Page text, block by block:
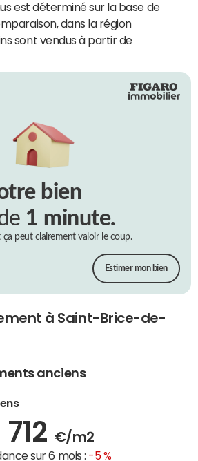
est déterminé sur la base de
dans la région
sont vendus à partir de
bien
1 minute.
peut clairement valoir le coup.
Estimer mon bien
à Saint-Brice-de-
anciens
712 €/m2
sur 6 mois : -5 %